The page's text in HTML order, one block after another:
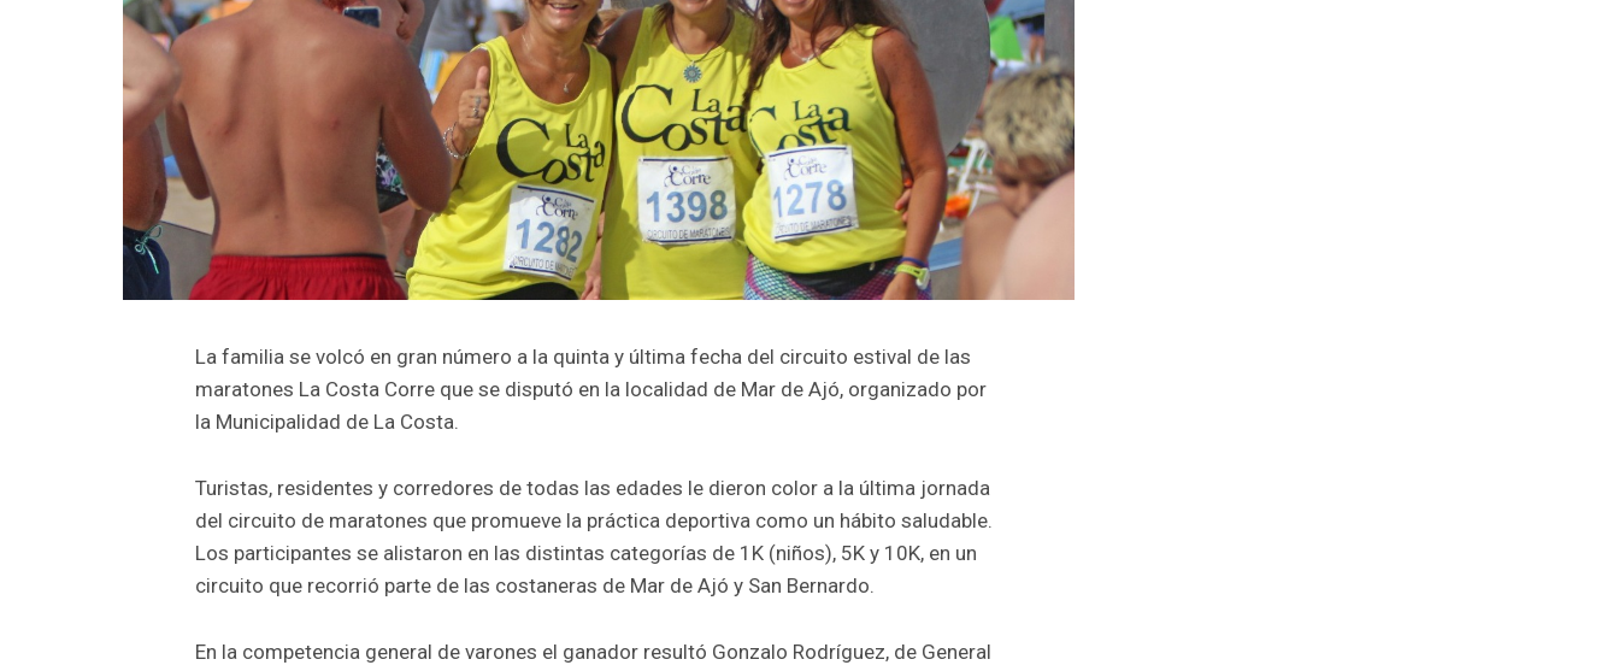
La familia se volcó en gran número a la quinta y última fecha del circuito estival de las
maratones La Costa Corre que se disputó en la localidad de Mar de Ajó, organizado por
la Municipalidad de La Costa.
Turistas, residentes y corredores de todas las edades le dieron color a la última jornada
del circuito de maratones que promueve la práctica deportiva como un hábito saludable.
Los participantes se alistaron en las distintas categorías de 1K (niños), 5K y 10K, en un
circuito que recorrió parte de las costaneras de Mar de Ajó y San Bernardo.
En la competencia general de varones el ganador resultó Gonzalo Rodríguez, de General